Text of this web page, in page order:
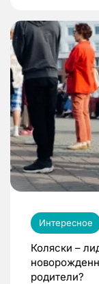
Интересное
Коляски –
родители?